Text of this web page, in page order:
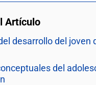
Artículo
desarrollo del joven
del